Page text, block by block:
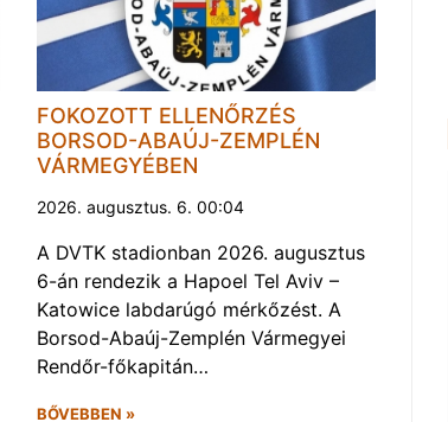
FOKOZOTT ELLENŐRZÉS
BORSOD-ABAÚJ-ZEMPLÉN
VÁRMEGYÉBEN
2026. augusztus. 6. 00:04
A DVTK stadionban 2026. augusztus
6-án rendezik a Hapoel Tel Aviv –
Katowice labdarúgó mérkőzést. A
Borsod-Abaúj-Zemplén Vármegyei
Rendőr-főkapitán…
BŐVEBBEN »